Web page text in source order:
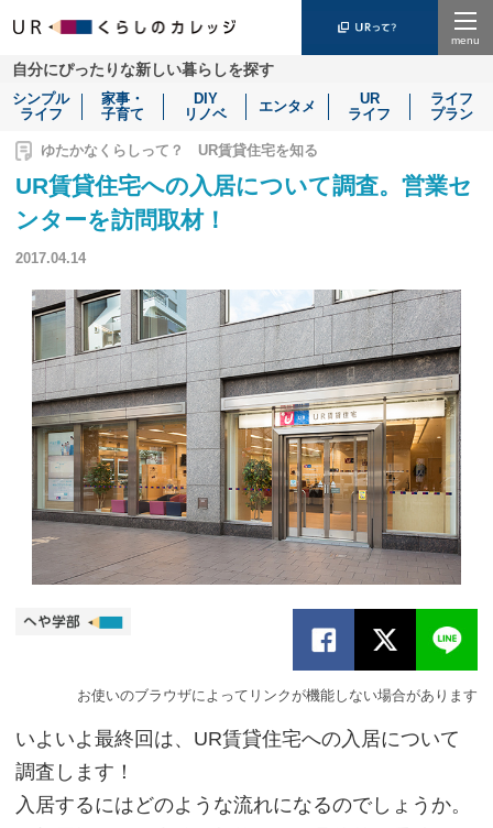
自分にぴったりな新しい暮らしを探す
シンプル
ライフ
家事・
子育て
DIY
リノベ
エンタメ
UR
ライフ
ライフ
プラン
ゆたかなくらしって？ UR賃貸住宅を知る
UR賃貸住宅への入居について調査。営業セ
ンターを訪問取材！
2017.04.14
お使いのブラウザによってリンクが機能しない場合があります
いよいよ最終回は、UR賃貸住宅への入居について
調査します！
入居するにはどのような流れになるのでしょうか。